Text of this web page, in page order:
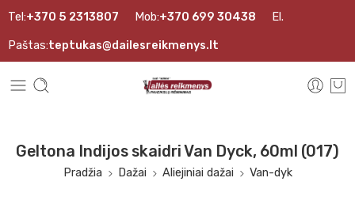
Tel:+370 5 2313807 Mob:+370 699 30438 El.
Paštas:teptukas@dailesreikmenys.lt
Geltona Indijos skaidri Van Dyck, 60ml (017)
Pradžia Dažai Aliejiniai dažai Van-dyk